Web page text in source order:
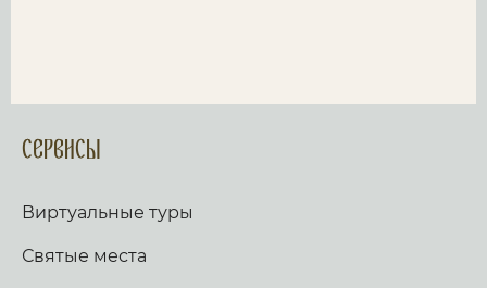
Сервисы
Виртуальные туры
Святые места